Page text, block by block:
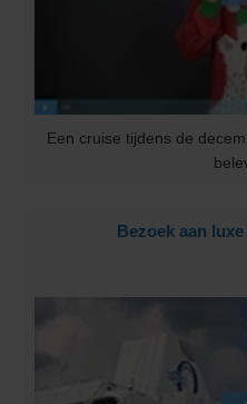
Een cruise tijdens de
Bezoek aan